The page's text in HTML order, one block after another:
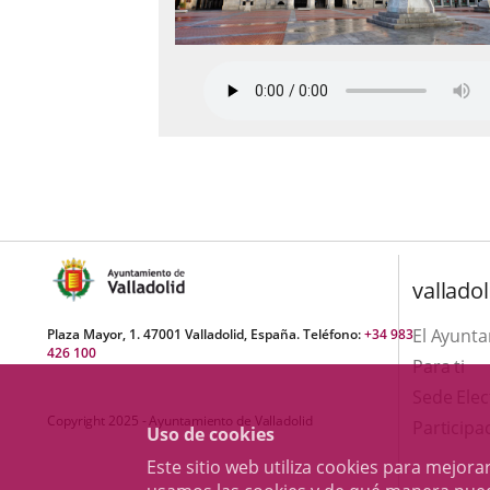
Uso de cookies
Este sitio web utiliza cookies para
Plaza Mayor, 1. 47001 Valladolid, España. Teléfono:+34 983
426 100
Copyright 2025 - Ayuntamiento de Valladolid
El
Para ti